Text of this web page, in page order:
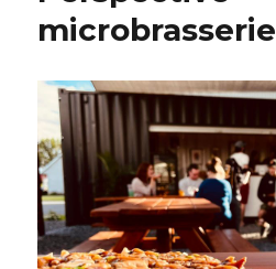
microbrasserie